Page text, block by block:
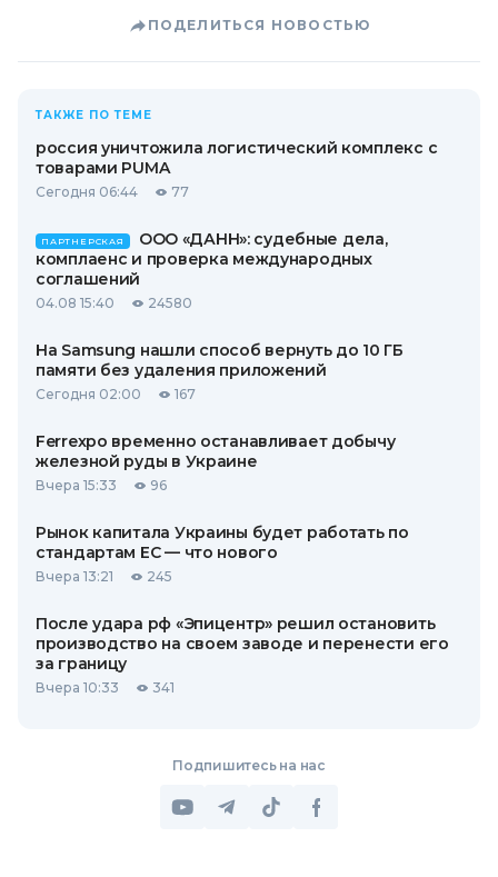
ПОДЕЛИТЬСЯ НОВОСТЬЮ
ТАКЖЕ ПО ТЕМЕ
россия уничтожила логистический комплекс с
товарами PUMA
Сегодня 06:44 77
ПАРТНЕРСКАЯ
ООО «ДАНН»: судебные дела,
комплаенс и проверка международных
соглашений
04.08 15:40 24580
На Samsung нашли способ вернуть до 10 ГБ
памяти без удаления приложений
Сегодня 02:00 167
Ferrexpo временно останавливает добычу
железной руды в Украине
Вчера 15:33 96
Рынок капитала Украины будет работать по
стандартам ЕС — что нового
Вчера 13:21 245
После удара рф «Эпицентр» решил остановить
производство на своем заводе и перенести его
за границу
Вчера 10:33 341
Подпишитесь на нас